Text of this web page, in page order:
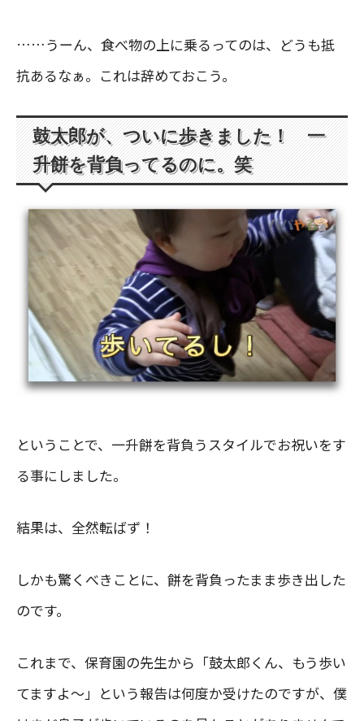
……うーん、食べ物の上に乗るってのは、どうも抵
抗あるなぁ。これは辞めておこう。
鼓太郎が、ついに歩きました！ 一
升餅を背負ってるのに。笑
ということで、一升餅を背負うスタイルでお祝いをす
る事にしました。
結果は、全然転ばず！
しかも驚くべきことに、餅を背負ったまま歩き出した
のです。
これまで、保育園の先生から「鼓太郎くん、もう歩い
てますよ〜」という報告は何度か受けたのですが、僕